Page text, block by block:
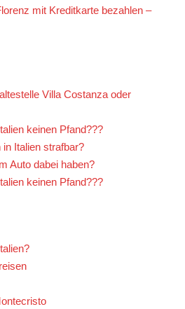
mit Kreditkarte bezahlen –
Villa Costanza oder
keinen Pfand???
Italien strafbar?
Auto dabei haben?
keinen Pfand???